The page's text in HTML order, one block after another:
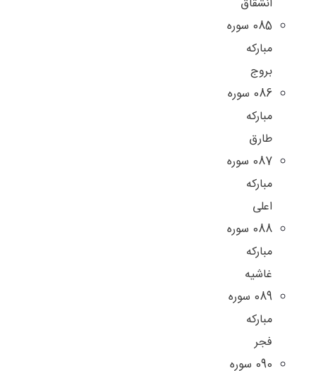
انشقاق
085 سوره
مبارکه
بروج
086 سوره
مبارکه
طارق
087 سوره
مبارکه
اعلی
088 سوره
مبارکه
غاشیه
089 سوره
مبارکه
فجر
090 سوره